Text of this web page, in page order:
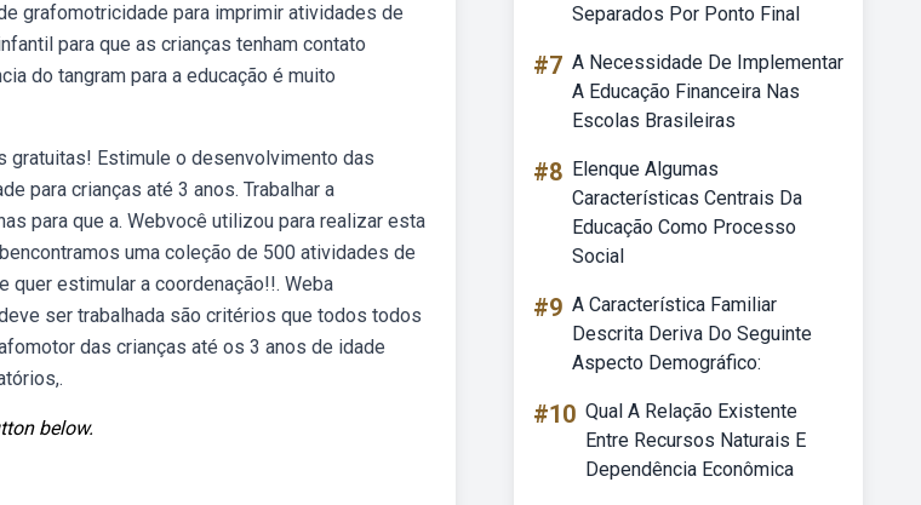
grafomotricidade para imprimir atividades de
para que as crianças tenham contato
do tangram para a educação é muito
Estimule o desenvolvimento das
para crianças até 3 anos. Trabalhar a
para que a. Webvocê utilizou para realizar esta
uma coleção de 500 atividades de
quer estimular a coordenação!!. Weba
ser trabalhada são critérios que todos todos
das crianças até os 3 anos de idade
below.
Separados Por Ponto Final
#7 A Necessidade De Implementar
A Educação Financeira Nas
Escolas Brasileiras
#8 Elenque Algumas
Características Centrais Da
Educação Como Processo
Social
#9 A Característica Familiar
Descrita Deriva Do Seguinte
Aspecto Demográfico:
#10 Qual A Relação Existente
Entre Recursos Naturais E
Dependência Econômica